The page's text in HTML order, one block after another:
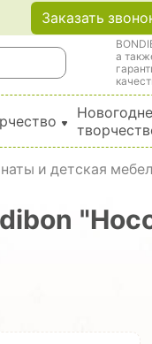
Заказать
а
и детская